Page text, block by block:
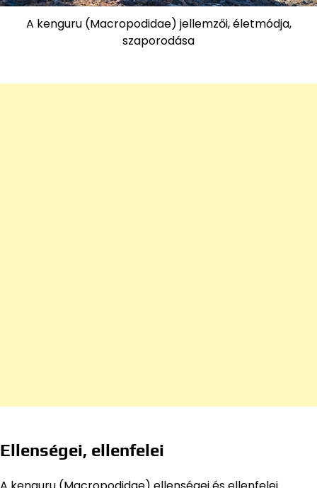
A kenguru (Macropodidae) jellemzői, életmódja,
szaporodása
Ellenségei, ellenfelei